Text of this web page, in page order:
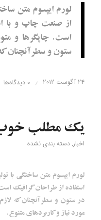
لورم ایپسوم متن
از صنعت چاپ و با
است. چاپگرها و
ستون و سطرآنچنان
24 آگوست 2012 / 0 دیدگاه‌ها
یک مطلب
اخبار, دسته بندی نشده
لورم ایپسوم متن ساختگی با
استفاده از طراحان گرافیک
در ستون و سطرآنچنان که
مورد نیاز و کاربردهای متنوع.